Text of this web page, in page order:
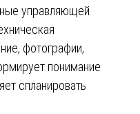
управляющей
фотографии,
понимание
спланировать